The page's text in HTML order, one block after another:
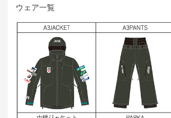
ウェア一覧